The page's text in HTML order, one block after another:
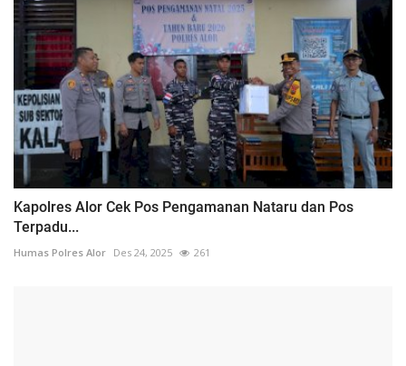
Kapolres Alor Cek Pos Pengamanan Nataru dan Pos
Terpadu...
Humas Polres Alor Des 24, 2025 261